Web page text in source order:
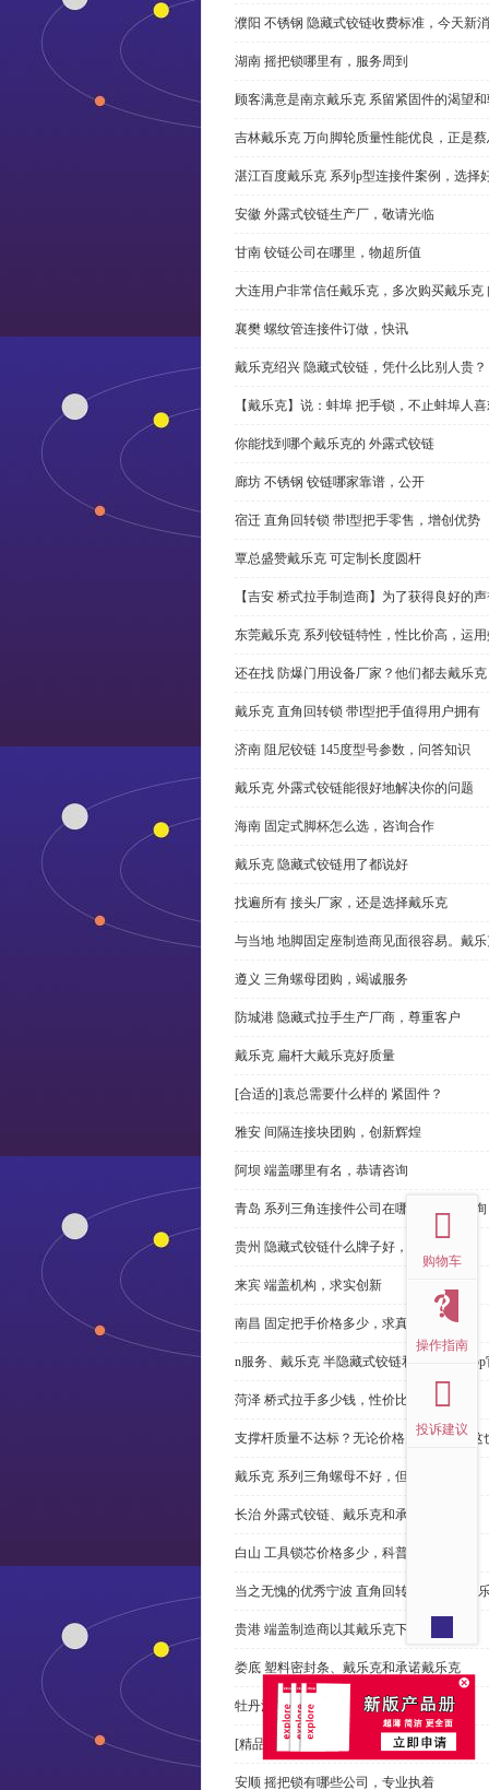
濮阳 不锈钢 隐藏式铰链收费标准，今天新
湖南 摇把锁哪里有，服务周到
顾客满意是南京戴乐克 系留紧固件的渴望
吉林戴乐克 万向脚轮质量性能优良，正是
湛江百度戴乐克 系列p型连接件案例，选择
安徽 外露式铰链生产厂，敬请光临
甘南 铰链公司在哪里，物超所值
大连用户非常信任戴乐克，多次购买戴乐克
襄樊 螺纹管连接件订做，快讯
戴乐克绍兴 隐藏式铰链，凭什么比别人贵？
【戴乐克】说：蚌埠 把手锁，不止蚌埠人
你能找到哪个戴乐克的 外露式铰链
廊坊 不锈钢 铰链哪家靠谱，公开
宿迁 直角回转锁 带l型把手零售，增创优势
覃总盛赞戴乐克 可定制长度圆杆
【吉安 桥式拉手制造商】为了获得良好的
东莞戴乐克 系列铰链特性，性比价高，运
还在找 防爆门用设备厂家？他们都去戴乐克
戴乐克 直角回转锁 带l型把手值得用户拥有
济南 阻尼铰链 145度型号参数，问答知识
戴乐克 外露式铰链能很好地解决你的问题
海南 固定式脚杯怎么选，咨询合作
戴乐克 隐藏式铰链用了都说好
找遍所有 接头厂家，还是选择戴乐克
与当地 地脚固定座制造商见面很容易。戴
遵义 三角螺母团购，竭诚服务
防城港 隐藏式拉手生产厂商，尊重客户
戴乐克 扁杆大戴乐克好质量
[合适的]袁总需要什么样的 紧固件？
雅安 间隔连接块团购，创新辉煌
阿坝 端盖哪里有名，恭请咨询
青岛 系列三角连接件公司在哪里，免费咨询
贵州 隐藏式铰链什么牌子好，恭请来电
来宾 端盖机构，求实创新
南昌 固定把手价格多少，求真务实
n服务、戴乐克 半隐藏式铰链和米乐体育
菏泽 桥式拉手多少钱，性价比高
支撑杆质量不达标？无论价格多么便宜，这
戴乐克 系列三角螺母不好，但更好
长治 外露式铰链、戴乐克和承诺戴乐克
白山 工具锁芯价格多少，科普
当之无愧的优秀宁波 直角回转锁制造商-戴
贵港 端盖制造商以其戴乐克下单
娄底 塑料密封条、戴乐克和承诺戴乐克
牡丹江 拉手有哪些，正道经营
[精品店]总是推荐发光 导槽
安顺 摇把锁有哪些公司，专业执着
购物车
操作指南
投诉建议